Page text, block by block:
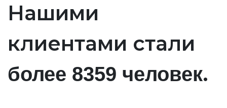
Нашими
клиентами стали
более 8359 человек.